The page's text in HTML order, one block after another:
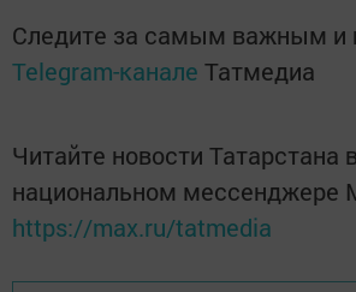
Следите за самым важным и
Telegram-канале Татмедиа
Читайте новости Татарстана в
национальном мессенджере
https://max.ru/tatmedia